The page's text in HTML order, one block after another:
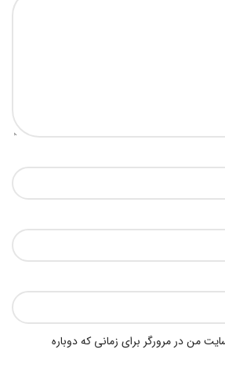
من در مرورگر برای زمانی که دوباره